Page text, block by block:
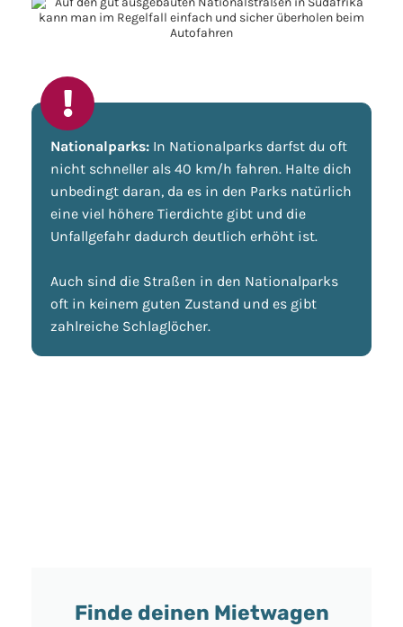
Nationalparks: In Nationalparks darfst du oft
nicht schneller als 40 km/h fahren. Halte dich
unbedingt daran, da es in den Parks natürlich
eine viel höhere Tierdichte gibt und die
Unfallgefahr dadurch deutlich erhöht ist.
Auch sind die Straßen in den Nationalparks
oft in keinem guten Zustand und es gibt
zahlreiche Schlaglöcher.
Finde deinen Mietwagen